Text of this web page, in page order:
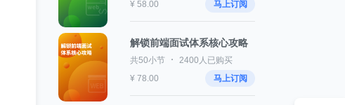
¥ 58.00
马上订阅
解锁前端面试体系核心攻略
共50小节
2400人已购买
¥ 78.00
马上订阅